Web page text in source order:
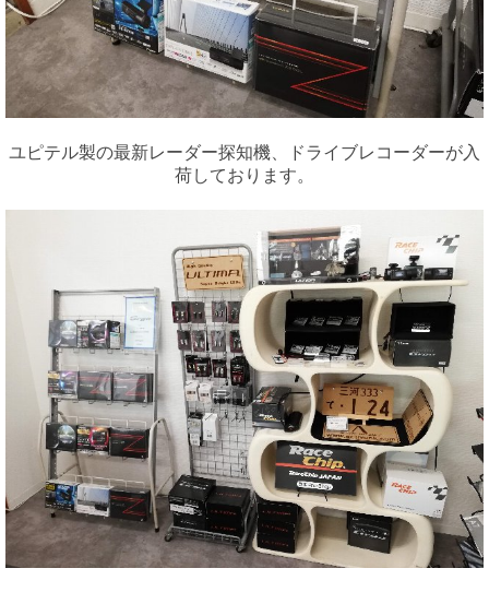
ユピテル製の最新レーダー探知機、ドライブレコーダーが入
荷しております。